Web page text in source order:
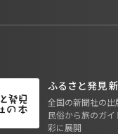
ふるさと発見
全国の新聞社の出
民俗から旅のガ
彩に展開